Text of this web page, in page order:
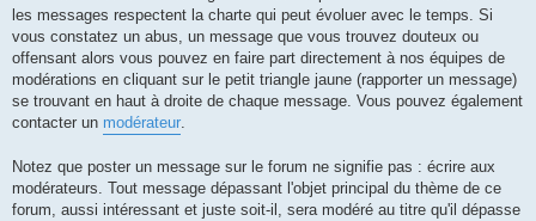
n
o
l
u
les messages respectent la charte qui peut évoluer avec le temps. Si
vous constatez un abus, un message que vous trouvez douteux ou
offensant alors vous pouvez en faire part directement à nos équipes de
modérations en cliquant sur le petit triangle jaune (rapporter un message)
se trouvant en haut à droite de chaque message. Vous pouvez également
contacter un modérateur.
Notez que poster un message sur le forum ne signifie pas : écrire aux
modérateurs. Tout message dépassant l'objet principal du thème de ce
forum, aussi intéressant et juste soit-il, sera modéré au titre qu'il dépasse